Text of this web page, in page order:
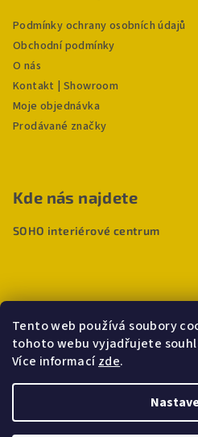
Tento web používá soubory
tohoto webu vyjadřujete
Více informacízde.
Podmínky ochrany osobních údajů
Obchodní podmínky
O nás
Kontakt | Showroom
Moje objednávka
Prodávané značky
Kde nás najdete
SOHO interiérové centrum